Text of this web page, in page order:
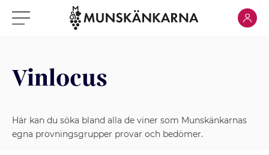
Klicka för meny Klicka
Vinlocus
Här kan du söka bland alla de viner som Munskänkarnas
egna provningsgrupper provar och bedömer.